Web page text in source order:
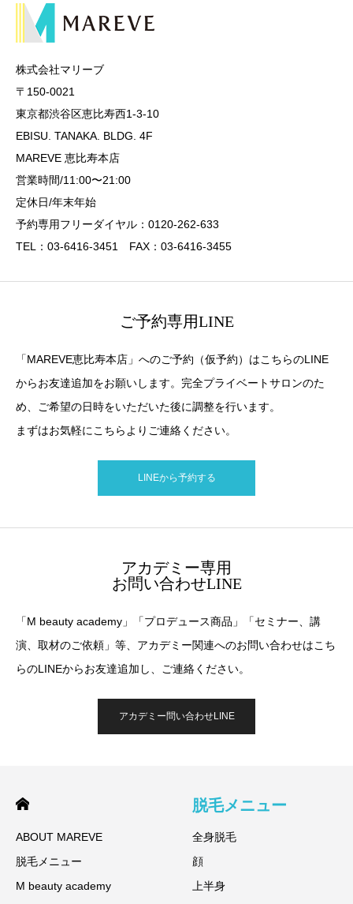
株式会社マリーブ
〒150-0021
東京都渋谷区恵比寿西1-3-10
EBISU. TANAKA. BLDG. 4F
MAREVE 恵比寿本店
営業時間/11:00〜21:00
定休日/年末年始
予約専用フリーダイヤル：0120-262-633
TEL：03-6416-3451 FAX：03-6416-3455
ご予約専用LINE
「MAREVE恵比寿本店」へのご予約（仮予約）はこちらのLINE
からお友達追加をお願いします。完全プライベートサロンのた
め、ご希望の日時をいただいた後に調整を行います。
まずはお気軽にこちらよりご連絡ください。
LINEから予約する
アカデミー専用
お問い合わせLINE
「M beauty academy」「プロデュース商品」「セミナー、講
演、取材のご依頼」等、アカデミー関連へのお問い合わせはこち
らのLINEからお友達追加し、ご連絡ください。
アカデミー問い合わせLINE
ABOUT MAREVE
脱毛メニュー
M beauty academy
脱毛メニュー
全身脱毛
顔
上半身